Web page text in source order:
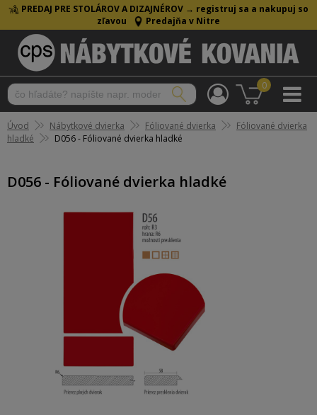
PREDAJ PRE STOLÁROV A DIZAJNÉROV → registruj sa a nakupuj so
zľavou
Predajňa v Nitre
0
Úvod Nábytkové dvierka Fóliované dvierka
Fóliované dvierka
hladké
D056 - Fóliované dvierka hladké
D056 - Fóliované dvierka hladké